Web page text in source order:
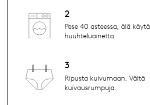
2
Pese 40 asteessa, älä käytä
huuhteluainetta
3
Ripusta kuivumaan. Vältä
kuivausrumpuja.